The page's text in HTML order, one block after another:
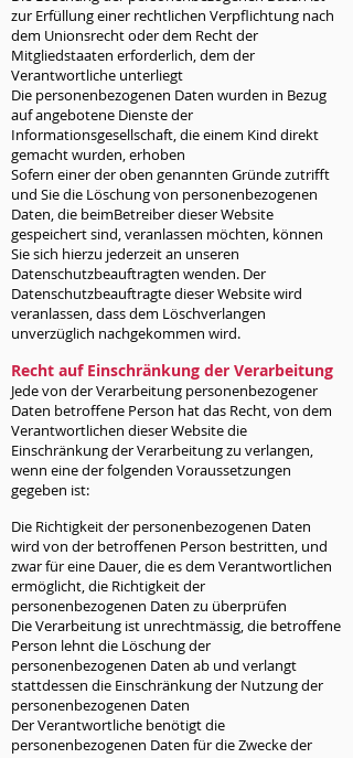
zur Erfüllung einer rechtlichen Verpflichtung nach
dem Unionsrecht oder dem Recht der
Mitgliedstaaten erforderlich, dem der
Verantwortliche unterliegt
Die personenbezogenen Daten wurden in Bezug
auf angebotene Dienste der
Informationsgesellschaft, die einem Kind direkt
gemacht wurden, erhoben
Sofern einer der oben genannten Gründe zutrifft
und Sie die Löschung von personenbezogenen
Daten, die beimBetreiber dieser Website
gespeichert sind, veranlassen möchten, können
Sie sich hierzu jederzeit an unseren
Datenschutzbeauftragten wenden. Der
Datenschutzbeauftragte dieser Website wird
veranlassen, dass dem Löschverlangen
unverzüglich nachgekommen wird.
Recht auf Einschränkung der Verarbeitung
Jede von der Verarbeitung personenbezogener
Daten betroffene Person hat das Recht, von dem
Verantwortlichen dieser Website die
Einschränkung der Verarbeitung zu verlangen,
wenn eine der folgenden Voraussetzungen
gegeben ist:
Die Richtigkeit der personenbezogenen Daten
wird von der betroffenen Person bestritten, und
zwar für eine Dauer, die es dem Verantwortlichen
ermöglicht, die Richtigkeit der
personenbezogenen Daten zu überprüfen
Die Verarbeitung ist unrechtmässig, die betroffene
Person lehnt die Löschung der
personenbezogenen Daten ab und verlangt
stattdessen die Einschränkung der Nutzung der
personenbezogenen Daten
Der Verantwortliche benötigt die
personenbezogenen Daten für die Zwecke der